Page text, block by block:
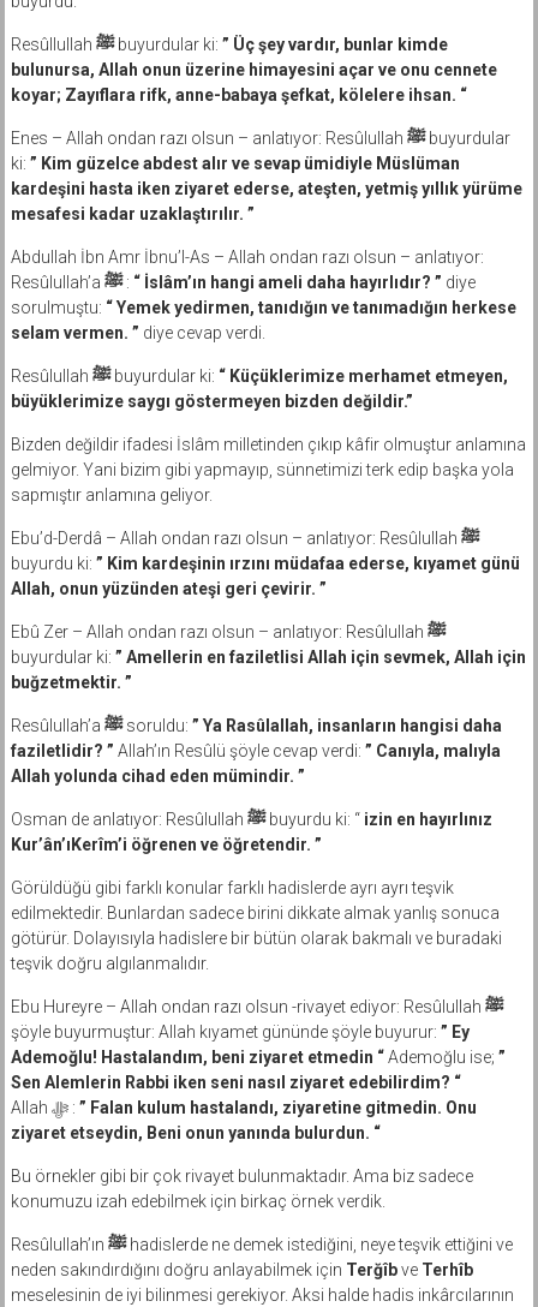
Resûllullah ﷺbuyurdular ki: ” Üç şey vardır, bunlar kimde
bulunursa, Allah onun üzerine himayesini açar ve onu cennete
koyar; Zayıflara rifk, anne-babaya şefkat, kölelere ihsan. “
Enes – Allah ondan razı olsun – anlatıyor: Resûlullah ﷺbuyurdular
ki: ” Kim güzelce abdest alır ve sevap ümidiyle Müslüman
kardeşini hasta iken ziyaret ederse, ateşten, yetmiş yıllık yürüme
mesafesi kadar uzaklaştırılır. ”
Abdullah İbn Amr İbnu’l-As – Allah ondan razı olsun – anlatıyor:
Resûlullah’a ﷺ: “ İslâm’ın hangi ameli daha hayırlıdır? ” diye
sorulmuştu: “ Yemek yedirmen, tanıdığın ve tanımadığın herkese
selam vermen. ” diye cevap verdi.
Resûlullah ﷺbuyurdular ki: “ Küçüklerimize merhamet etmeyen,
büyüklerimize saygı göstermeyen bizden değildir.”
Bizden değildir ifadesi İslâm milletinden çıkıp kâfir olmuştur anlamına
gelmiyor. Yani bizim gibi yapmayıp, sünnetimizi terk edip başka yola
sapmıştır anlamına geliyor.
Ebu’d-Derdâ – Allah ondan razı olsun – anlatıyor: Resûlullah ﷺ
buyurdu ki: ” Kim kardeşinin ırzını müdafaa ederse, kıyamet günü
Allah, onun yüzünden ateşi geri çevirir. ”
Ebû Zer – Allah ondan razı olsun – anlatıyor: Resûlullah ﷺ
buyurdular ki: ” Amellerin en faziletlisi Allah için sevmek, Allah için
buğzetmektir. ”
Resûlullah’a ﷺsoruldu: ” Ya Rasûlallah, insanların hangisi daha
faziletlidir? ” Allah’ın Resûlü şöyle cevap verdi: ” Canıyla, malıyla
Allah yolunda cihad eden mümindir. ”
Osman de anlatıyor: Resûlullah ﷺbuyurdu ki: “izin en hayırlınız
Kur’ân’ıKerîm’i öğrenen ve öğretendir. ”
Görüldüğü gibi farklı konular farklı hadislerde ayrı ayrı teşvik
edilmektedir. Bunlardan sadece birini dikkate almak yanlış sonuca
götürür. Dolayısıyla hadislere bir bütün olarak bakmalı ve buradaki
teşvik doğru algılanmalıdır.
Ebu Hureyre – Allah ondan razı olsun -rivayet ediyor: Resûlullah ﷺ
şöyle buyurmuştur: Allah kıyamet gününde şöyle buyurur: ” Ey
Ademoğlu! Hastalandım, beni ziyaret etmedin “Ademoğlu ise; ”
Sen Alemlerin Rabbi iken seni nasıl ziyaret edebilirdim? “
Allah ﷻ : ” Falan kulum hastalandı, ziyaretine gitmedin. Onu
ziyaret etseydin, Beni onun yanında bulurdun. “
Bu örnekler gibi bir çok rivayet bulunmaktadır. Ama biz sadece
konumuzu izah edebilmek için birkaç örnek verdik.
Resûlullah’ın ﷺhadislerde ne demek istediğini, neye teşvik ettiğini ve
neden sakındırdığını doğru anlayabilmek için Terğîbve Terhîb
meselesinin de iyi bilinmesi gerekiyor. Aksi halde hadis inkârcılarının